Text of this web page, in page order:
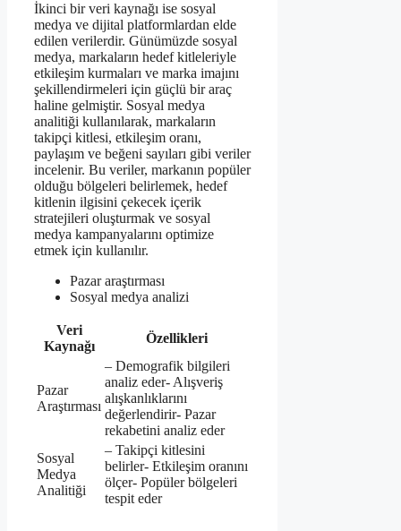
İkinci bir veri kaynağı ise sosyal
medya ve dijital platformlardan elde
edilen verilerdir. Günümüzde sosyal
medya, markaların hedef kitleleriyle
etkileşim kurmaları ve marka imajını
şekillendirmeleri için güçlü bir araç
haline gelmiştir. Sosyal medya
analitiği kullanılarak, markaların
takipçi kitlesi, etkileşim oranı,
paylaşım ve beğeni sayıları gibi veriler
incelenir. Bu veriler, markanın popüler
olduğu bölgeleri belirlemek, hedef
kitlenin ilgisini çekecek içerik
stratejileri oluşturmak ve sosyal
medya kampanyalarını optimize
etmek için kullanılır.
Pazar araştırması
Sosyal medya analizi
Veri
Kaynağı
Özellikleri
Pazar
Araştırması
– Demografik bilgileri
analiz eder- Alışveriş
alışkanlıklarını
değerlendirir- Pazar
rekabetini analiz eder
Sosyal
Medya
Analitiği
– Takipçi kitlesini
belirler- Etkileşim oranını
ölçer- Popüler bölgeleri
tespit eder